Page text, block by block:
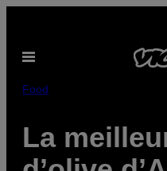
content
Open
Food
La